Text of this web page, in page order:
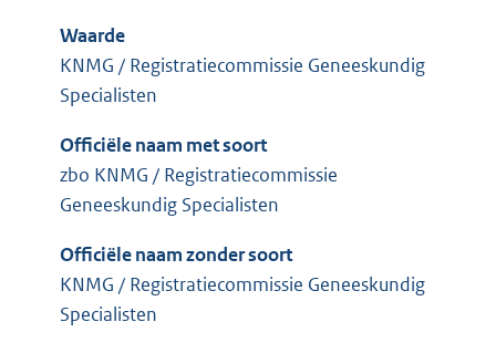
Waarde
KNMG / Registratiecommissie Geneeskundig
Specialisten
Officiële naam met soort
zbo KNMG / Registratiecommissie
Geneeskundig Specialisten
Officiële naam zonder soort
KNMG / Registratiecommissie Geneeskundig
Specialisten